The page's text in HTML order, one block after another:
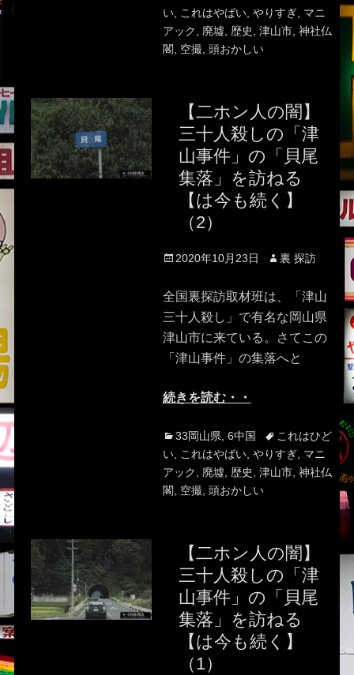
い, これはやばい, やりすぎ, マニ
アック
廃墟 歴史 津山市, 神社仏
閣
空撮, 頭おかしい
【二ホン人の闇】
三十人殺しの「津
山事件」の「貝尾
集落」を訪ねる
【は今も続く】
（2）
Posted
2020年10月23日 Author
裏 探訪
全国裏探訪取材班は、「津山
三十人殺し」で有名な岡山県
津山市に来ている。さてこの
「津山事件」の集落へと
続きを読む・・
Categories
33岡山県 6中国 Tagsこれはひど
い, これはやばい, やりすぎ, マニ
アック
廃墟 歴史 津山市, 神社仏
閣
空撮, 頭おかしい
【二ホン人の闇】
三十人殺しの「津
山事件」の「貝尾
集落」を訪ねる
【は今も続く】
（1）